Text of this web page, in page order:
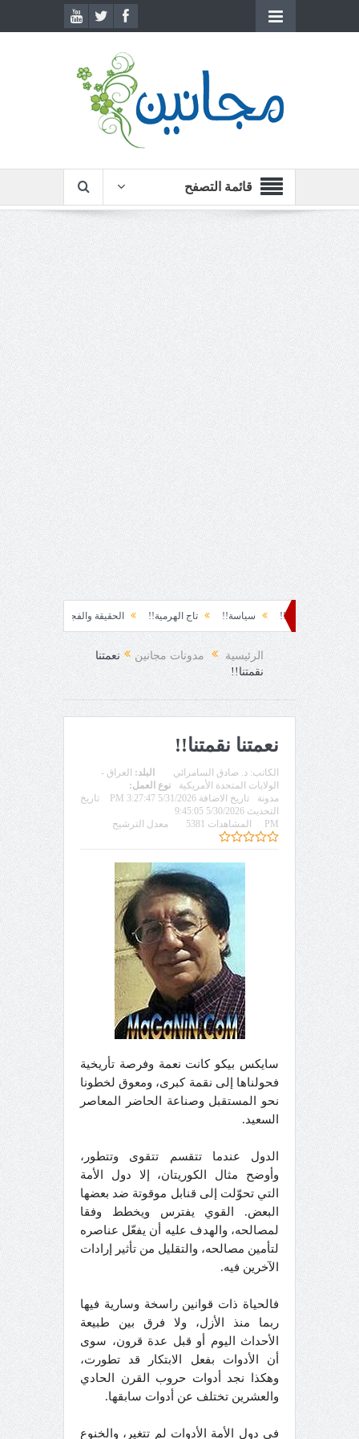
قائمة التصفح
لحظة نشوة!! سياسة!! تاج الهرمية!! الحقيقة والفجيعة!! لِقاءُ في
الفرح المفاجئ!
الرئيسية مدونات مجانين
نعمتنا
نقمتنا!!
نعمتنا نقمتنا!!
الكاتب: د. صادق السامرائي البلد: العراق -
الولايات المتحدة الأمريكية
نوع العمل:
مدونة
تاريخ الاضافة 5/31/2026 3:27:47 PM
تاريخ
التحديث 5/30/2026 9:45:05
PM
المشاهدات 5381 معدل الترشيح
سايكس بيكو كانت نعمة وفرصة تأريخية
فحولناها إلى نقمة كبرى، ومعوق لخطونا
نحو المستقبل وصناعة الحاضر المعاصر
السعيد.
الدول عندما تتقسم تتقوى وتتطور،
وأوضح مثال الكوريتان، إلا دول الأمة
التي تحوّلت إلى قنابل موقوتة ضد بعضها
البعض. القوي يفترس ويخطط وفقا
لمصالحه، والهدف عليه أن يفعّل عناصره
لتأمين مصالحه، والتقليل من تأثير إرادات
الآخرين فيه.
فالحياة ذات قوانين راسخة وسارية فيها
ربما منذ الأزل، ولا فرق بين طبيعة
الأحداث اليوم أو قبل عدة قرون، سوى
أن الأدوات بفعل الابتكار قد تطورت،
وهكذا نجد أدوات حروب القرن الحادي
والعشرين تختلف عن أدوات سابقها.
في دول الأمة الأدوات لم تتغير، والخنوع